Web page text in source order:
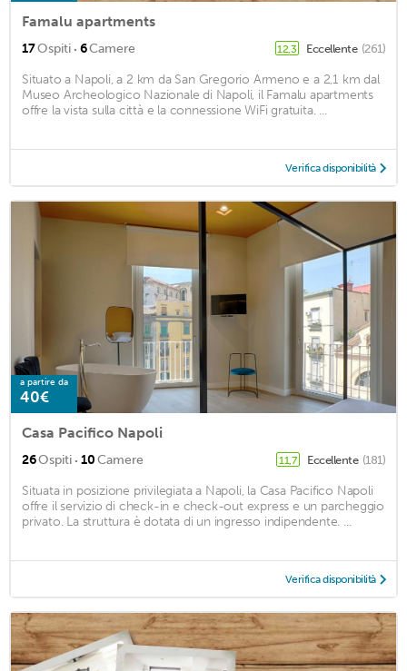
Famalu apartments
17Ospiti · 6Camere 12,3 Eccellente (261)
Situato a Napoli, a 2 km da San Gregorio Armeno e a 2,1 km dal
Museo Archeologico Nazionale di Napoli, il Famalu apartments
offre la vista sulla città e la connessione WiFi gratuita. ...
Verifica disponibilità
a partire da
40€
Casa Pacifico Napoli
26Ospiti · 10Camere 11,7 Eccellente (181)
Situata in posizione privilegiata a Napoli, la Casa Pacifico Napoli
offre il servizio di check-in e check-out express e un parcheggio
privato. La struttura è dotata di un ingresso indipendente. ...
Verifica disponibilità